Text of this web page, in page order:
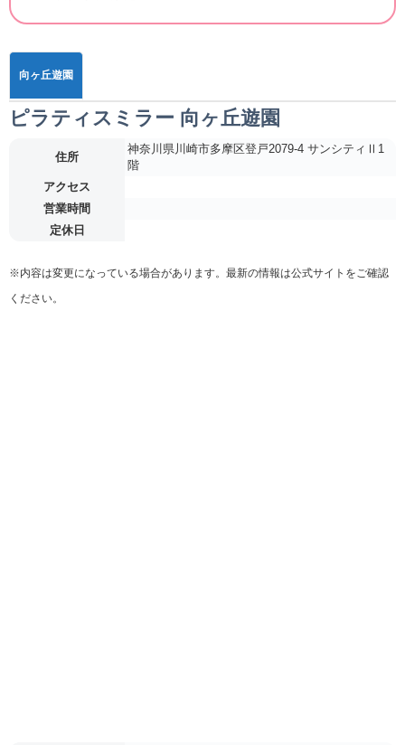
向ヶ丘遊園
ピラティスミラー 向ヶ丘遊園
住所
神奈川県川崎市多摩区登戸2079-4 サンシティⅡ1
階
アクセス
営業時間
定休日
※内容は変更になっている場合があります。最新の情報は公式サイトをご確認
ください。